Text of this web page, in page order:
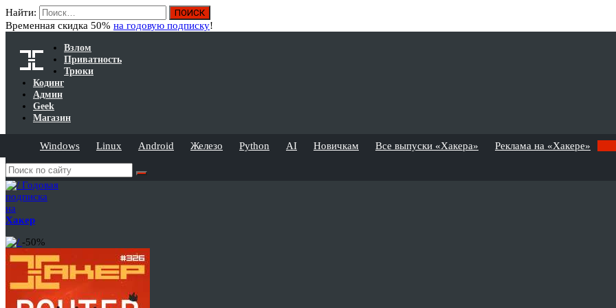
Найти:
Временная скидка 50% на годовую подписку!
Взлом
Приватность
Трюки
Кодинг
Админ
Geek
Магазин
Windows Linux Android Железо Python AI Новичкам Все выпуски «Хакера» Реклама на «Хакере»
Годовая
подписка
на
Хакер
-50%